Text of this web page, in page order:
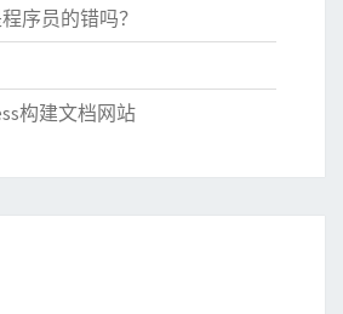
序员的错吗？
构建文档网站